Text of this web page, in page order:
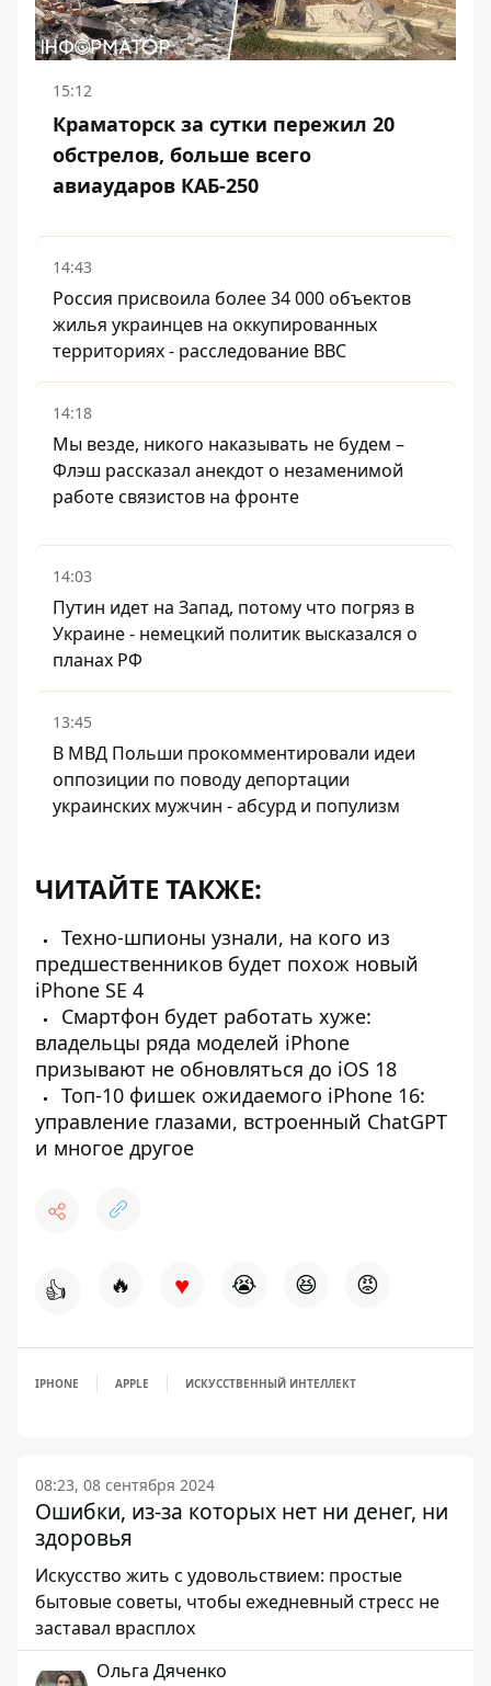
15:12
Краматорск за сутки пережил 20
обстрелов, больше всего
авиаударов КАБ-250
14:43
Россия присвоила более 34 000 объектов
жилья украинцев на оккупированных
территориях - расследование BBC
14:18
Мы везде, никого наказывать не будем –
Флэш рассказал анекдот о незаменимой
работе связистов на фронте
14:03
Путин идет на Запад, потому что погряз в
Украине - немецкий политик высказался о
планах РФ
13:45
В МВД Польши прокомментировали идеи
оппозиции по поводу депортации
украинских мужчин - абсурд и популизм
ЧИТАЙТЕ ТАКЖЕ:
Техно-шпионы узнали, на кого из
предшественников будет похож новый
iPhone SE 4
Смартфон будет работать хуже:
владельцы ряда моделей iPhone
призывают не обновляться до iOS 18
Топ-10 фишек ожидаемого iPhone 16:
управление глазами, встроенный ChatGPT
и многое другое
👍 🔥 ♥ 😭 😆 😡
IPHONE APPLE ИСКУССТВЕННЫЙ ИНТЕЛЛЕКТ
08:23, 08 сентября 2024
Ошибки, из-за которых нет ни денег, ни
здоровья
Искусство жить с удовольствием: простые
бытовые советы, чтобы ежедневный стресс не
заставал врасплох
Ольга Дяченко